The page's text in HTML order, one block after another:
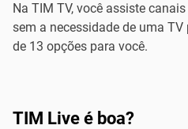
Na TIM TV, você assiste
sem a necessidade de uma
de 13 opções para você.
TIM Live é boa?